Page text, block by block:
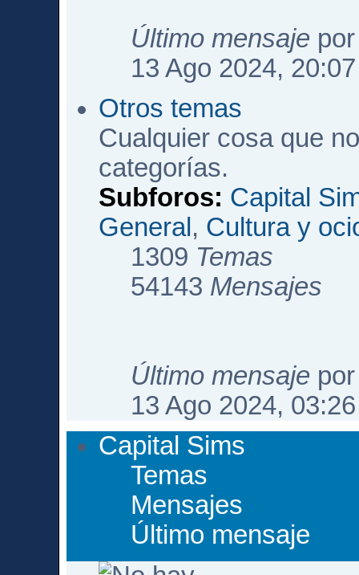
Último mensaje
13 Ago 2024, 20:07
Otros temas
Cualquier cosa que
categorías.
Subforos: Capital
General , Cultura y
1309 Temas
54143 Mensajes
Último mensaje
13 Ago 2024, 03:26
Capital Sims
Temas
Mensajes
Último mensaje